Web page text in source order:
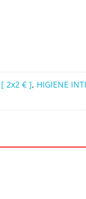
[ 2x2 € ], HIGIENE